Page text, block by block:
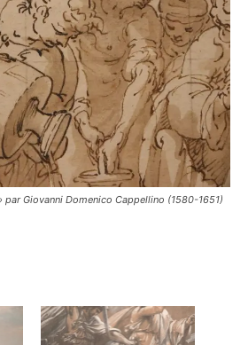
par Giovanni Domenico Cappellino (1580-1651)